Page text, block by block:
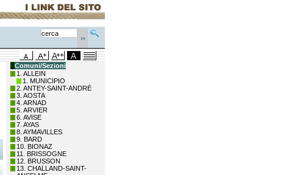
Comuni/Sezioni
1. ALLEIN
1. MUNICIPIO
2. ANTEY-SAINT-ANDRÉ
3. AOSTA
4. ARNAD
5. ARVIER
6. AVISE
7. AYAS
8. AYMAVILLES
9. BARD
10. BIONAZ
11. BRISSOGNE
12. BRUSSON
13. CHALLAND-SAINT-